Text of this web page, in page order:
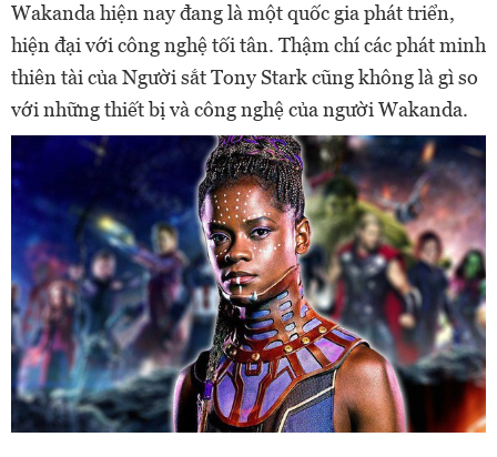
Wakanda hiện nay đang là một quốc gia phát triển,
hiện đại với công nghệ tối tân. Thậm chí các phát minh
thiên tài của Người sắt Tony Stark cũng không là gì so
với những thiết bị và công nghệ của người Wakanda.